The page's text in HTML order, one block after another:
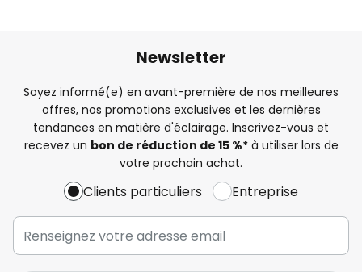
Newsletter
Soyez informé(e) en avant-première de nos meilleures
offres, nos promotions exclusives et les dernières
tendances en matière d'éclairage. Inscrivez-vous et
recevez un bon de réduction de 15 %*à utiliser lors de
votre prochain achat.
Clients particuliers Entreprise